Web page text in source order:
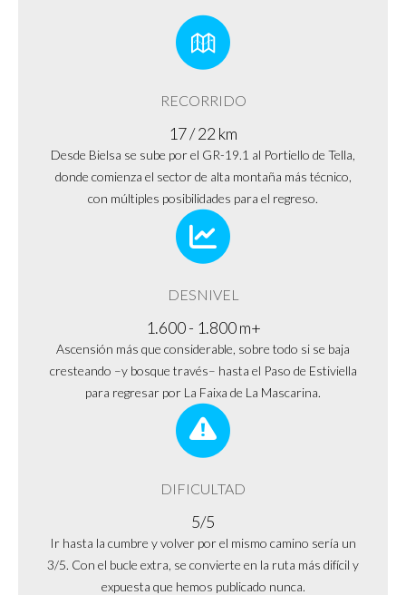
RECORRIDO
17 / 22 km
Desde Bielsa se sube por el GR-19.1 al Portiello de Tella,
donde comienza el sector de alta montaña más técnico,
con múltiples posibilidades para el regreso.
DESNIVEL
1.600 - 1.800 m+
Ascensión más que considerable, sobre todo si se baja
cresteando –y bosque través– hasta el Paso de Estiviella
para regresar por La Faixa de La Mascarina.
DIFICULTAD
5/5
Ir hasta la cumbre y volver por el mismo camino sería un
3/5. Con el bucle extra, se convierte en la ruta más difícil y
expuesta que hemos publicado nunca.